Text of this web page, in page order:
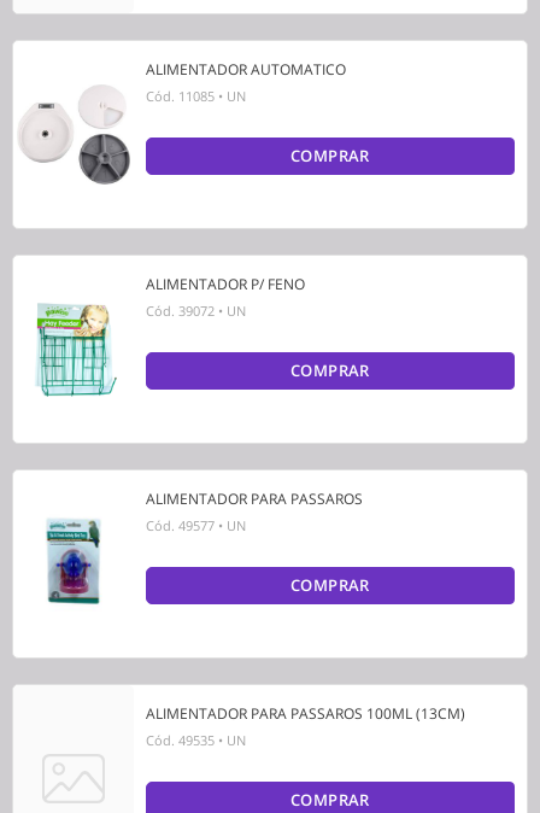
ALIMENTADOR AUTOMATICO
Cód. 11085 • UN
COMPRAR
ALIMENTADOR P/ FENO
Cód. 39072 • UN
COMPRAR
ALIMENTADOR PARA PASSAROS
Cód. 49577 • UN
COMPRAR
ALIMENTADOR PARA PASSAROS 100ML (13CM)
Cód. 49535 • UN
COMPRAR